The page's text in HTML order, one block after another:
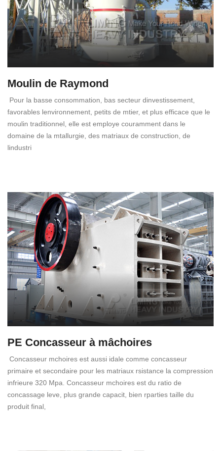
Moulin de Raymond
Pour la basse consommation, bas secteur dinvestissement,
favorables lenvironnement, petits de mtier, et plus efficace que le
moulin traditionnel, elle est employe couramment dans le
domaine de la mtallurgie, des matriaux de construction, de
lindustri
PE Concasseur à mâchoires
Concasseur mchoires est aussi idale comme concasseur
primaire et secondaire pour les matriaux rsistance la compression
infrieure 320 Mpa. Concasseur mchoires est du ratio de
concassage leve, plus grande capacit, bien rparties taille du
produit final,